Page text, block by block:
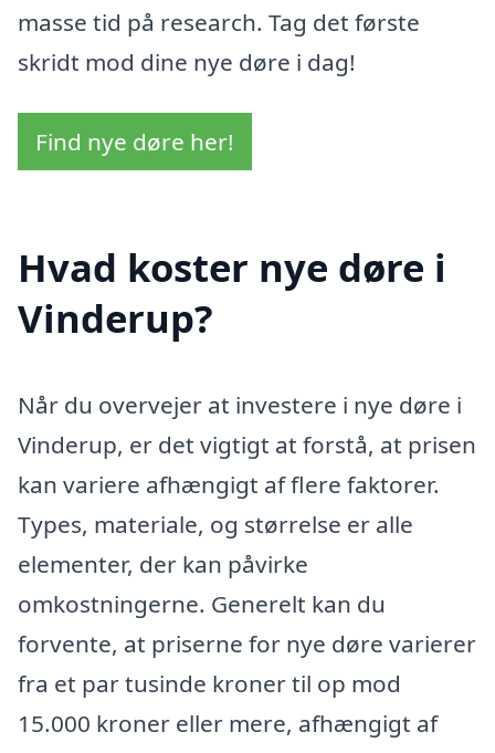
masse tid på research. Tag det første
skridt mod dine nye døre i dag!
Find nye døre her!
Hvad koster nye døre i
Vinderup?
Når du overvejer at investere i nye døre i
Vinderup, er det vigtigt at forstå, at prisen
kan variere afhængigt af flere faktorer.
Types, materiale, og størrelse er alle
elementer, der kan påvirke
omkostningerne. Generelt kan du
forvente, at priserne for nye døre varierer
fra et par tusinde kroner til op mod
15.000 kroner eller mere, afhængigt af